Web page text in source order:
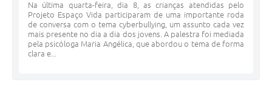
Na última quarta-feira, dia 8, as crianças atendidas pelo
Projeto Espaço Vida participaram de uma importante roda
de conversa com o tema cyberbullying, um assunto cada vez
mais presente no dia a dia dos jovens. A palestra foi mediada
pela psicóloga Maria Angélica, que abordou o tema de forma
clara e...